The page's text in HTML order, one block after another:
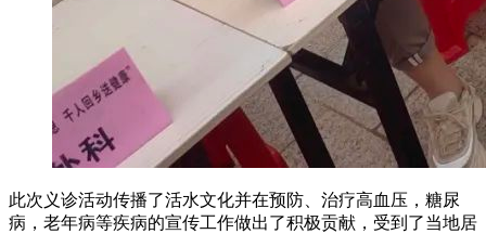
此次义诊活动传播了活水文化并在预防、治疗高血压，糖尿
病，老年病等疾病的宣传工作做出了积极贡献，受到了当地居